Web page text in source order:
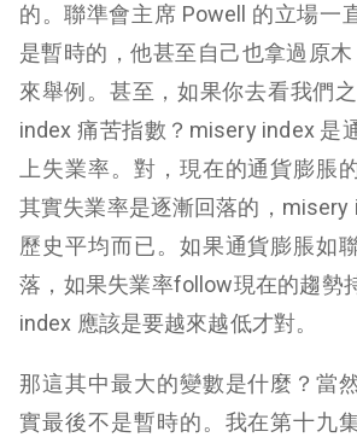
的。聯準會主席 Powell 的立場一
是暫時的，他甚至自己也拿過原
來舉例。甚至，如果你去看我們
index 痛苦指數？misery index 是
上失業率。對，現在的通貨膨脹
其實失業率是逐漸回落的，misery
歷史平均而已。如果通貨膨脹如
落，如果失業率follow現在的趨勢
index 應該是要越來越低才對。
那這其中最大的變數是什麼？當
實最後不是暫時的。我在第十九